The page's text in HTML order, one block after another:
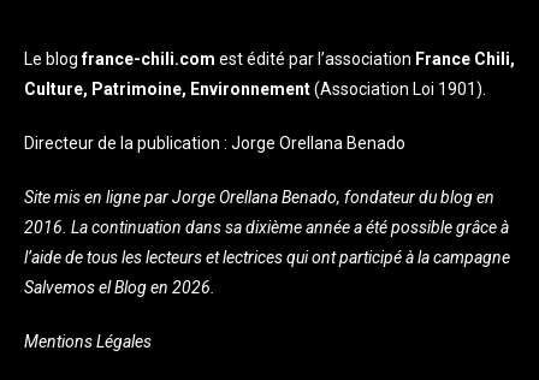
Le blogfrance-chili.com est édité par l’association France Chili,
Culture, Patrimoine, Environnement(Association Loi 1901).
Directeur de la publication : Jorge Orellana Benado
Site mis en ligne par Jorge Orellana Benado, fondateur du blog en
2016. La continuation dans sa dixième année a été possible grâce à
l’aide de tous les lecteurs et lectrices qui ont participé à la campagne
Salvemos el Blog en 2026.
Mentions Légales